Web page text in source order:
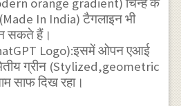
orange gradient) चिन्ह के
In India) टैगलाइन भी
सकते हैं।
Logo):इसमें ओपन एआई
ग्रीन (Stylized,geometric
साफ दिख रहा।